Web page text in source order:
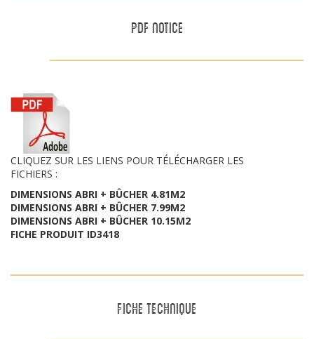
PDF NOTICE
CLIQUEZ SUR LES LIENS POUR TÉLÉCHARGER LES
FICHIERS :
DIMENSIONS ABRI + BÛCHER 4.81M2
DIMENSIONS ABRI + BÛCHER 7.99M2
DIMENSIONS ABRI + BÛCHER 10.15M2
FICHE PRODUIT ID3418
FICHE TECHNIQUE